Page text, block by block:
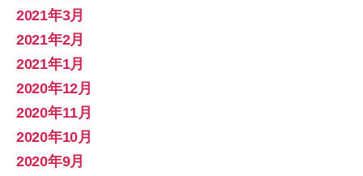
2021年3月
2021年2月
2021年1月
2020年12月
2020年11月
2020年10月
2020年9月